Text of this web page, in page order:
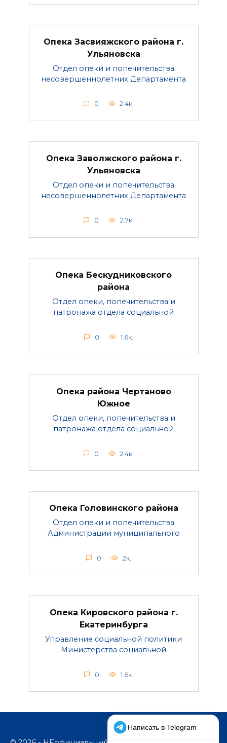
Опека Засвияжского района г.
Ульяновска
Отдел опеки и попечительства
несовершеннолетних Департамента
0 2.4к.
Опека Заволжского района г.
Ульяновска
Отдел опеки и попечительства
несовершеннолетних Департамента
0 2.7к.
Опека Бескудниковского
района
Отдел опеки, попечительства и
патронажа отдела социальной
0 1.6к.
Опека района Чертаново
Южное
Отдел опеки, попечительства и
патронажа отдела социальной
0 2.4к.
Опека Головинского района
Отдел опеки и попечительства
Администрации муниципального
0 2к.
Опека Кировского района г.
Екатеринбурга
Управление социальной политики
Министерства социальной
0 1.6к.